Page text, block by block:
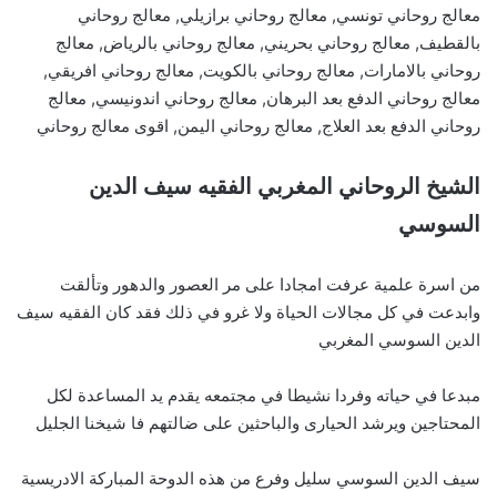
معالج روحاني تونسي, معالج روحاني برازيلي, معالج روحاني
بالقطيف, معالج روحاني بحريني, معالج روحاني بالرياض, معالج
روحاني بالامارات, معالج روحاني بالكويت, معالج روحاني افريقي,
معالج روحاني الدفع بعد البرهان, معالج روحاني اندونيسي, معالج
روحاني الدفع بعد العلاج, معالج روحاني اليمن, اقوى معالج روحاني
الشيخ الروحاني المغربي الفقيه سيف الدين
السوسي
من اسرة علمية عرفت امجادا على مر العصور والدهور وتألقت
وابدعت في كل مجالات الحياة ولا غرو في ذلك فقد كان الفقيه سيف
الدين السوسي المغربي
مبدعا في حياته وفردا نشيطا في مجتمعه يقدم يد المساعدة لكل
المحتاجين ويرشد الحيارى والباحثين على ضالتهم فا شيخنا الجليل
سيف الدين السوسي سليل وفرع من هذه الدوحة المباركة الادريسية